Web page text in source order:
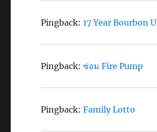
Pingback:17 Year Bourbon
Pingback:ซ่อม Fire Pump
Pingback:Family Lotto